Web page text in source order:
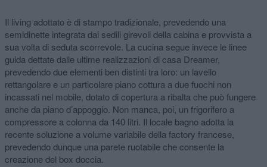
Il living adottato è di stampo tradizionale, prevedendo una
semidinette integrata dai sedili girevoli della cabina e provvista a
sua volta di seduta scorrevole. La cucina segue invece le linee
guida dettate dalle ultime realizzazioni di casa Dreamer,
prevedendo due elementi ben distinti tra loro: un lavello
rettangolare e un particolare piano cottura a due fuochi non
incassati nel mobile, dotato di copertura a ribalta che può fungere
anche da piano d’appoggio. Non manca, poi, un frigorifero a
compressore a colonna da 140 litri. Il locale bagno adotta la
recente soluzione a volume variabile della factory francese,
prevedendo dunque una parete ruotabile che consente la
creazione del box doccia.